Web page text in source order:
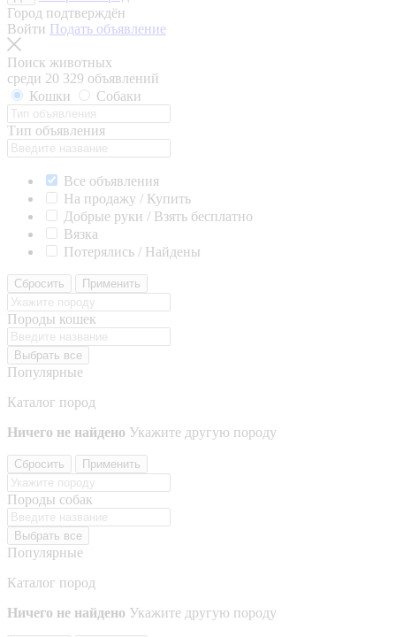
Город подтверждён
Войти Подать объявление
Поиск животных
среди 20 329 объявлений
Кошки
Собаки
Тип объявления
Все объявления
На продажу / Купить
Добрые руки / Взять бесплатно
Вязка
Потерялись / Найдены
Сбросить Применить
Породы кошек
Выбрать все
Популярные
Каталог пород
Ничего не найдено Укажите другую породу
Сбросить Применить
Породы собак
Выбрать все
Популярные
Каталог пород
Ничего не найдено Укажите другую породу